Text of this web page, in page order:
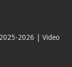
2026 | Video